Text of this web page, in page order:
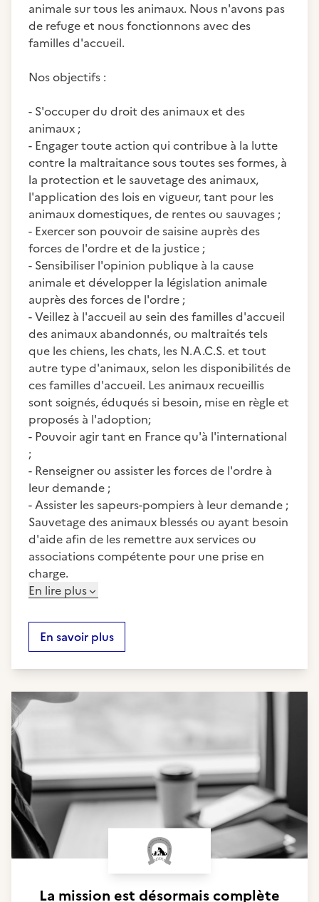
animale sur tous les animaux. Nous n'avons pas
de refuge et nous fonctionnons avec des
familles d'accueil.
Nos objectifs :
- S'occuper du droit des animaux et des
animaux ;
- Engager toute action qui contribue à la lutte
contre la maltraitance sous toutes ses formes, à
la protection et le sauvetage des animaux,
l'application des lois en vigueur, tant pour les
animaux domestiques, de rentes ou sauvages ;
- Exercer son pouvoir de saisine auprès des
forces de l'ordre et de la justice ;
- Sensibiliser l'opinion publique à la cause
animale et développer la législation animale
auprès des forces de l'ordre ;
- Veillez à l'accueil au sein des familles d'accueil
des animaux abandonnés, ou maltraités tels
que les chiens, les chats, les N.A.C.S. et tout
autre type d'animaux, selon les disponibilités de
ces familles d'accueil. Les animaux recueillis
sont soignés, éduqués si besoin, mise en règle et
proposés à l'adoption;
- Pouvoir agir tant en France qu'à l'international
;
- Renseigner ou assister les forces de l'ordre à
leur demande ;
- Assister les sapeurs-pompiers à leur demande ;
Sauvetage des animaux blessés ou ayant besoin
d'aide afin de les remettre aux services ou
associations compétente pour une prise en
charge.
En lire plus
En savoir plus
La mission est désormais complète